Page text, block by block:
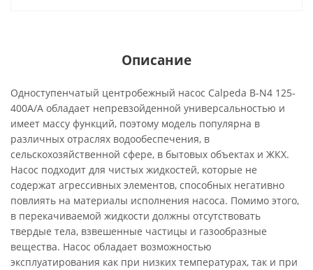
Описание
Одноступенчатый центробежный насос Calpeda B-N4 125-
400A/A обладает непревзойденной универсальностью и
имеет массу функций, поэтому модель популярна в
различных отраслях водообеспечения, в
сельскохозяйственной сфере, в бытовых объектах и ЖКХ.
Насос подходит для чистых жидкостей, которые не
содержат агрессивных элементов, способных негативно
повлиять на материалы исполнения насоса. Помимо этого,
в перекачиваемой жидкости должны отсутствовать
твердые тела, взвешенные частицы и газообразные
вещества. Насос обладает возможностью
эксплуатирования как при низких температурах, так и при